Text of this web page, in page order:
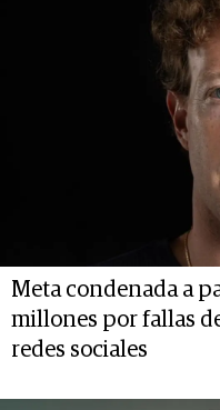
Meta condenada a
millones por fallas
redes sociales